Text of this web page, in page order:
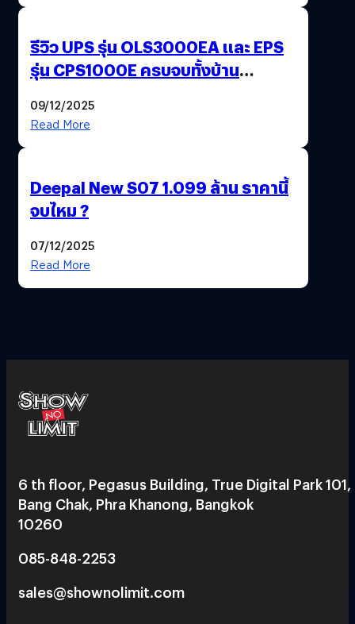
รีวิว UPS รุ่น OLS3000EA และ EPS
รุ่น CPS1000E ครบจบทั้งบ้าน
09/12/2025
Read More
Deepal New S07 1.099 ล้าน ราคานี้
จบไหม ?
07/12/2025
Read More
6 th floor, Pegasus Building, True Digital Park 101,
Bang Chak, Phra Khanong, Bangkok
10260
085-848-2253
sales@shownolimit.com